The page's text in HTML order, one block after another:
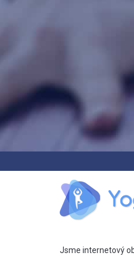
Jsme internetový